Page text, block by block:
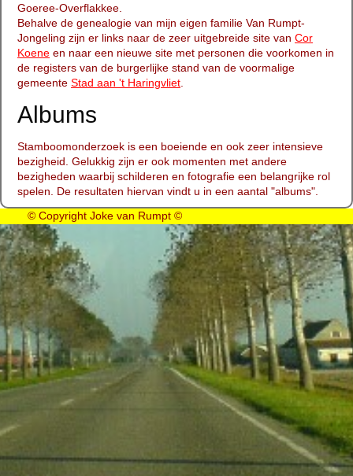
Goeree-Overflakkee.
Behalve de genealogie van mijn eigen familie Van Rumpt-
Jongeling zijn er links naar de zeer uitgebreide site van Cor
Koene en naar een nieuwe site met personen die voorkomen in
de registers van de burgerlijke stand van de voormalige
gemeente Stad aan 't Haringvliet
Albums
Stamboomonderzoek is een boeiende en ook zeer intensieve
bezigheid. Gelukkig zijn er ook momenten met andere
bezigheden waarbij schilderen en fotografie een belangrijke rol
spelen. De resultaten hiervan vindt u in een aantal "albums".
© Copyright Joke van Rumpt ©